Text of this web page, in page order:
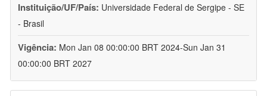
Instituição/UF/País: Universidade Federal de Sergipe - SE
- Brasil
Vigência: Mon Jan 08 00:00:00 BRT 2024-Sun Jan 31
00:00:00 BRT 2027